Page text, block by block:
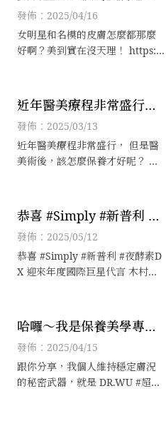
都那麼好啊？美到實在沒
天理！
發佈：2025/04/16
女明星和名模的皮膚怎麼都那麼
好啊？美到實在沒天理！ https://j
近年醫美療程非常盛行，
但是醫美術後，該怎麼保
養才好呢？
發佈：2025/03/13
近年醫美療程非常盛行， 但是醫
美術後，該怎麼保養才好呢？ 別
的專業保養品！
恭喜 #Simply #新普利 #
夜酵素DX 迎來年度國際
巨星代言 木村拓哉
發佈：2025/05/12
恭喜 #Simply #新普利 #夜酵素D
X 迎來年度國際巨星代言 木村拓
來賓全被圈粉，立即響起高分貝
尖叫聲！
哈囉～我是保養美學專
家 #凱鈞，正逢換季時
期，你的膚況還好嗎？ 我
還不錯唷！
發佈：2025/04/15
跟你分享，我個人維持穩定膚況
的秘密武器，就是 DR.WU #超逆